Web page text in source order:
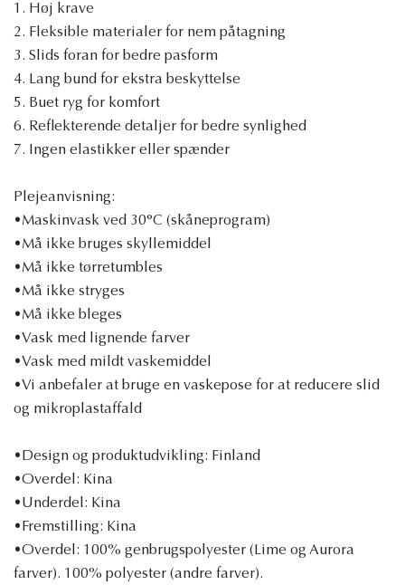
1. Høj krave
2. Fleksible materialer for nem påtagning
3. Slids foran for bedre pasform
4. Lang bund for ekstra beskyttelse
5. Buet ryg for komfort
6. Reflekterende detaljer for bedre synlighed
7. Ingen elastikker eller spænder
Plejeanvisning:
•Maskinvask ved 30°C (skåneprogram)
•Må ikke bruges skyllemiddel
•Må ikke tørretumbles
•Må ikke stryges
•Må ikke bleges
•Vask med lignende farver
•Vask med mildt vaskemiddel
•Vi anbefaler at bruge en vaskepose for at reducere slid
og mikroplastaffald
•Design og produktudvikling: Finland
•Overdel: Kina
•Underdel: Kina
•Fremstilling: Kina
•Overdel: 100% genbrugspolyester (Lime og Aurora
farver). 100% polyester (andre farver).